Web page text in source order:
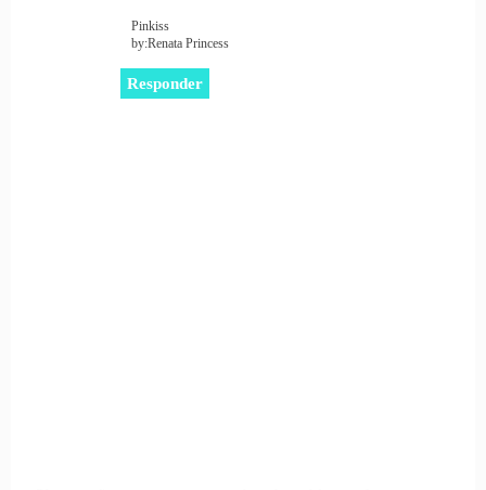
Pinkiss
by:Renata Princess
Responder